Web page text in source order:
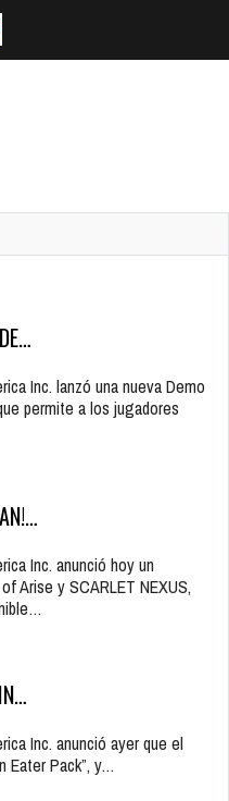
Inc. lanzó una nueva Demo
permite a los jugadores
Inc. anunció hoy un
Arise y SCARLET NEXUS,
Inc. anunció ayer que el
Eater Pack”, y…